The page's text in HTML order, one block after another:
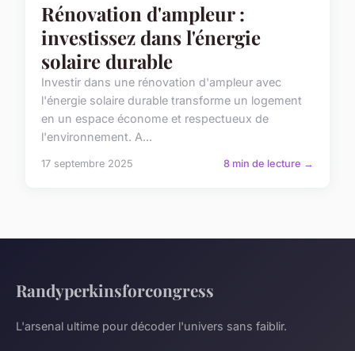
Rénovation d'ampleur :
investissez dans l'énergie
solaire durable
Investir dans une rénovation d'ampleur avec
l'énergie solaire durable transforme un logement
en un espace économe et respectueux de
l'environnement. A...
17 septembre 2025 8 min de lecture →
Randyperkinsforcongress
L'arsenal ultime pour décoder l'univers sans faiblir.